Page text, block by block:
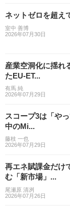
ネットゼロを超え
室中 善博
2026年07月30日
産業空洞化に揺れ
たEU-ET...
有馬 純
2026年07月29日
スコープ3は「や
中のMi...
藤枝 一也
2026年07月29日
再エネ賦課金だけ
む「新市場」...
尾瀬原 清冽
2026年07月26日